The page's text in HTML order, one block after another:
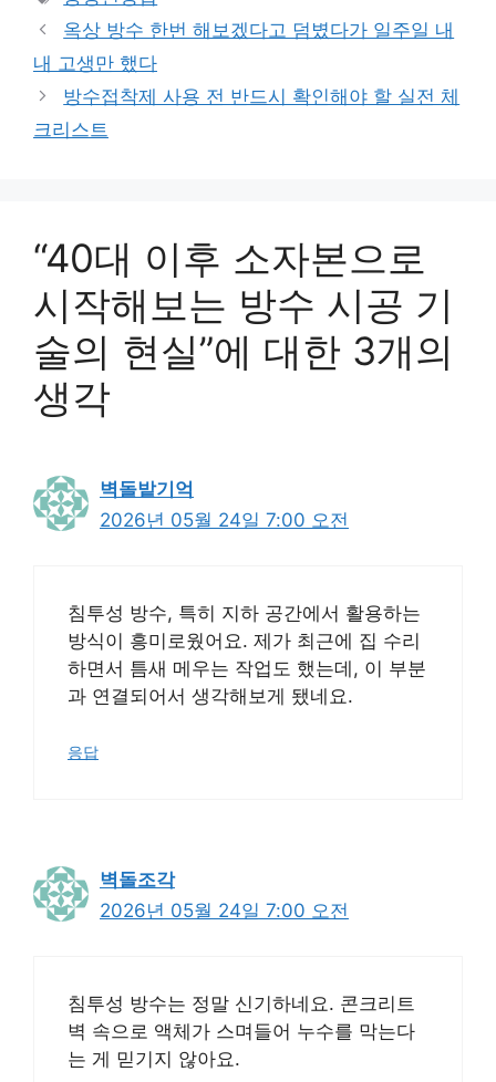
리
그
옥상 방수 한번 해보겠다고 덤볐다가 일주일 내
내 고생만 했다
방수접착제 사용 전 반드시 확인해야 할 실전 체
크리스트
“40대 이후 소자본으로
시작해보는 방수 시공 기
술의 현실”에 대한 3개의
생각
벽돌밭기억
2026년 05월 24일 7:00 오전
침투성 방수, 특히 지하 공간에서 활용하는
방식이 흥미로웠어요. 제가 최근에 집 수리
하면서 틈새 메우는 작업도 했는데, 이 부분
과 연결되어서 생각해보게 됐네요.
응답
벽돌조각
2026년 05월 24일 7:00 오전
침투성 방수는 정말 신기하네요. 콘크리트
벽 속으로 액체가 스며들어 누수를 막는다
는 게 믿기지 않아요.